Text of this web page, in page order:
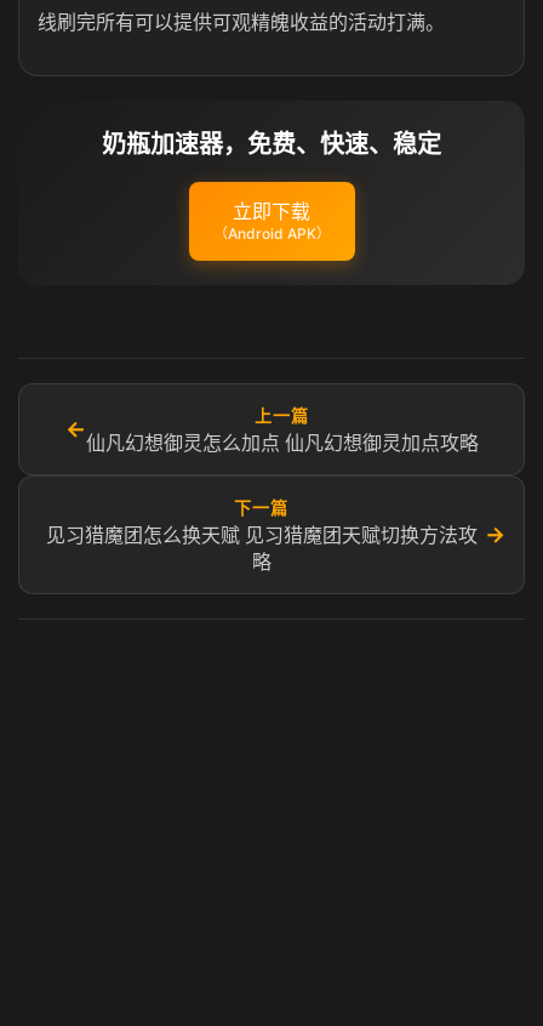
线刷完所有可以提供可观精魄收益的活动打满。
奶瓶加速器，免费、快速、稳定
立即下载
（Android APK）
←
上一篇
仙凡幻想御灵怎么加点 仙凡幻想御灵加点攻略
下一篇
见习猎魔团怎么换天赋​ ​见习猎魔团天赋切换方法攻
略
→